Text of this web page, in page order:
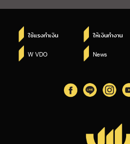
ใช้แรงทำเงิน ให้เงินทำงาน
W VDO News